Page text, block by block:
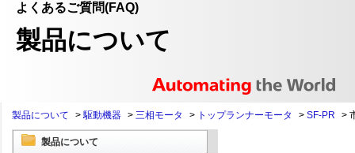
よくあるご質問(FAQ)
製品について
製品について >駆動機器 > 三相モータ > トップランナーモータ > SF-PR >
製品について